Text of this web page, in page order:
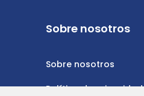
Sobre nosotros
Sobre nosotros
Política de privacidad